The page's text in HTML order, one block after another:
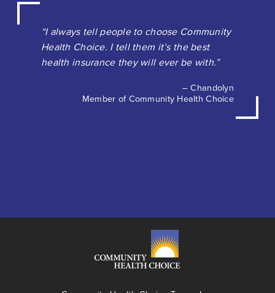
“I always tell people to choose Community
Health Choice. I tell them it’s the best
health insurance they will ever be with.”
– Chandolyn
Member of Community Health Choice